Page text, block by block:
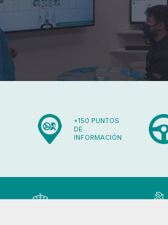
+150 PUNTOS
DE
INFORMACIÓN